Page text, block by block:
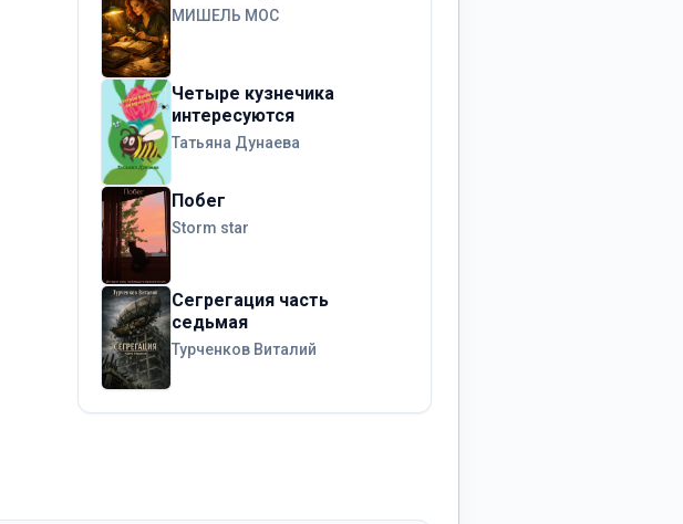
МИШЕЛЬ МОС
Четыре кузнечика
интересуются
Татьяна Дунаева
Побег
Storm star
Сегрегация часть
седьмая
Турченков Виталий